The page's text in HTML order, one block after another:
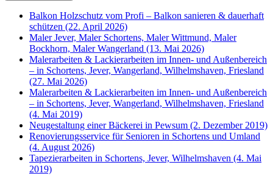
Balkon Holzschutz vom Profi – Balkon sanieren & dauerhaft
schützen (22. April 2026)
Maler Jever, Maler Schortens, Maler Wittmund, Maler
Bockhorn, Maler Wangerland (13. Mai 2026)
Malerarbeiten & Lackierarbeiten im Innen- und Außenbereich
– in Schortens, Jever, Wangerland, Wilhelmshaven, Friesland
(27. Mai 2026)
Malerarbeiten & Lackierarbeiten im Innen- und Außenbereich
– in Schortens, Jever, Wangerland, Wilhelmshaven, Friesland
(4. Mai 2019)
Neugestaltung einer Bäckerei in Pewsum (2. Dezember 2019)
Renovierungsservice für Senioren in Schortens und Umland
(4. August 2026)
Tapezierarbeiten in Schortens, Jever, Wilhelmshaven (4. Mai
2019)